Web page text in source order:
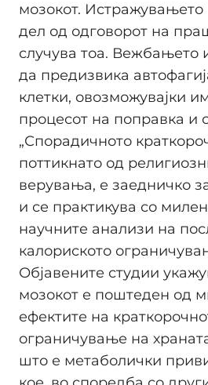
мозокот.
дел од одговорот на
случува тоа. Вежбањето
да предизвика
клетки, овозможувајки
процесот на поправка и
„Спорадичното
поттикнато од
верувања, е заедничко
и се практикува со
научните анализи на
калориското
Објавените студии
мозокот е поштеден од
ефектите на
ограничување на
што е метаболички